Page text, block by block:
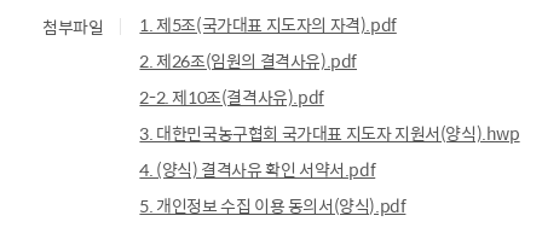
첨부파일
1. 제5조(국가대표 지도자의 자격).pdf
2. 제26조(임원의 결격사유).pdf
2-2. 제10조(결격사유).pdf
3. 대한민국농구협회 국가대표 지도자 지원서(양식).hwp
4. (양식) 결격사유 확인 서약서.pdf
5. 개인정보 수집 이용 동의서(양식).pdf